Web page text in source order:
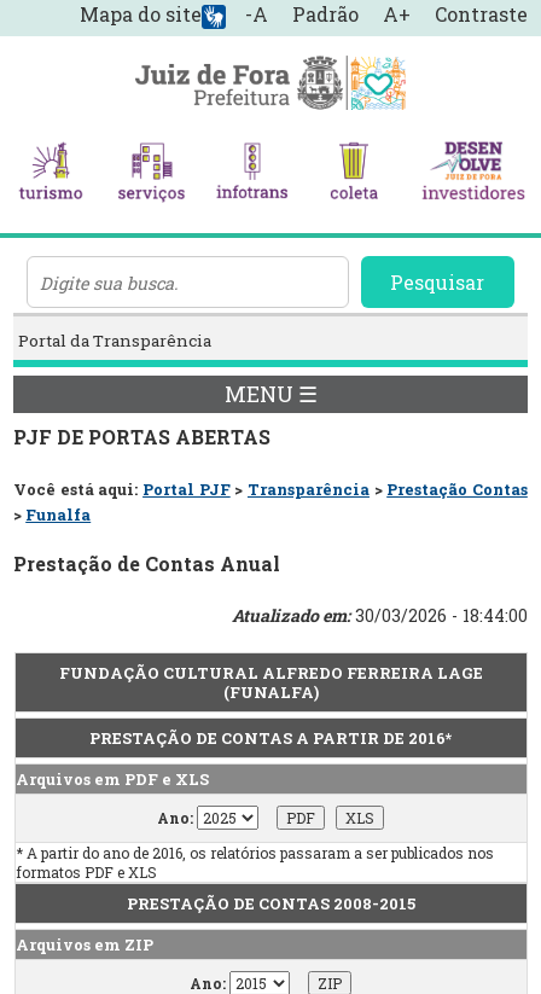
-A Padrão A+ Contraste
Mapa do site
Pesquisar
Portal da Transparência
MENU ☰
PJF DE PORTAS ABERTAS
Você está aqui: Portal PJF> Transparência> Prestação Contas
> Funalfa
Prestação de Contas Anual
Atualizado em:30/03/2026 - 18:44:00
FUNDAÇÃO CULTURAL ALFREDO FERREIRA LAGE
(FUNALFA)
PRESTAÇÃO DE CONTAS A PARTIR DE 2016*
Arquivos em PDF e XLS
Ano:
* A partir do ano de 2016, os relatórios passaram a ser publicados nos
formatos PDF e XLS
PRESTAÇÃO DE CONTAS 2008-2015
Arquivos em ZIP
Ano: